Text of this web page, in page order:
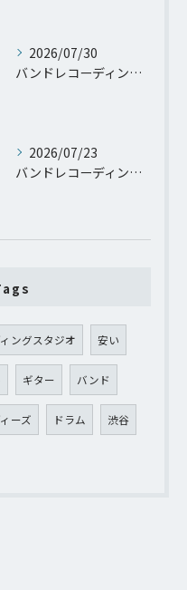
2026/07/30
バンドレコーディング設計で失敗しない予算管理と進行のポイント
2026/07/23
バンドレコーディングとパーソナルレコーディングを東京都渋谷区代官山町で実現するために知っておきたい機材や予算のすべて
ングスタジオ 安い
ギター バンド
ーズ ドラム 渋谷